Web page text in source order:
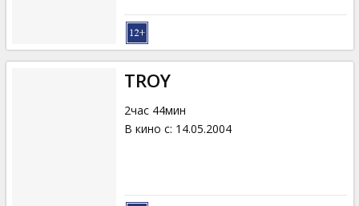
TROY
2час 44мин
В кино с: 14.05.2004